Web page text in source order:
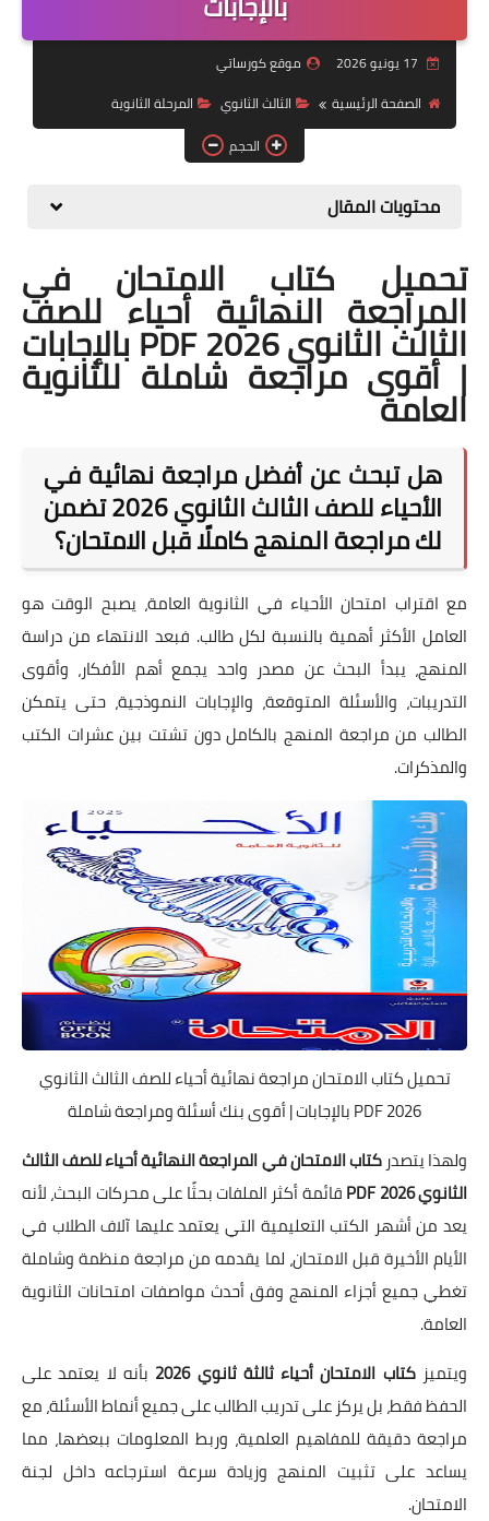
موضوعات
تكنولوجيا
صحة
موقع كورساتي
الصفحة الرئيسية
الثالث الثانوي
المرحلة الثانوية
الحجم
محتويات المقال
تحميل كتاب الامتحان في
المراجعة النهائية أحياء للصف
الثالث الثانوي 2026 PDF بالإجابات
| أقوى مراجعة شاملة للثانوية
العامة
هل تبحث عن أفضل مراجعة نهائية في
الأحياء للصف الثالث الثانوي 2026 تضمن
لك مراجعة المنهج كاملًا قبل الامتحان؟
مع اقتراب امتحان الأحياء في الثانوية العامة، يصبح الوقت هو
العامل الأكثر أهمية بالنسبة لكل طالب. فبعد الانتهاء من دراسة
المنهج، يبدأ البحث عن مصدر واحد يجمع أهم الأفكار، وأقوى
التدريبات، والأسئلة المتوقعة، والإجابات النموذجية، حتى يتمكن
الطالب من مراجعة المنهج بالكامل دون تشتت بين عشرات الكتب
والمذكرات.
تحميل كتاب الامتحان مراجعة نهائية أحياء للصف الثالث الثانوي
2026 PDF بالإجابات | أقوى بنك أسئلة ومراجعة شاملة
ولهذا يتصدركتاب الامتحان في المراجعة النهائية أحياء للصف الثالث
الثانوي 2026 PDF
قائمة أكثر الملفات بحثًا على محركات البحث، لأنه
يعد من أشهر الكتب التعليمية التي يعتمد عليها آلاف الطلاب في
الأيام الأخيرة قبل الامتحان، لما يقدمه من مراجعة منظمة وشاملة
تغطي جميع أجزاء المنهج وفق أحدث مواصفات امتحانات الثانوية
العامة.
ويتميزكتاب الامتحان أحياء ثالثة ثانوي 2026
بأنه لا يعتمد على
الحفظ فقط، بل يركز على تدريب الطالب على جميع أنماط الأسئلة، مع
مراجعة دقيقة للمفاهيم العلمية، وربط المعلومات ببعضها، مما
يساعد على تثبيت المنهج وزيادة سرعة استرجاعه داخل لجنة
الامتحان.